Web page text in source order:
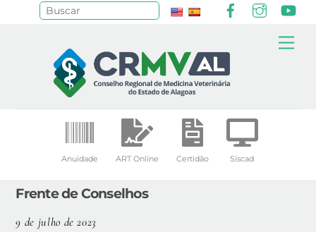
Anuidade ART Online Certidão Siscad
Frente de Conselhos
9 de julho de 2023